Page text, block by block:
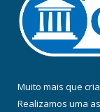
Muito mais que
Realizamos uma